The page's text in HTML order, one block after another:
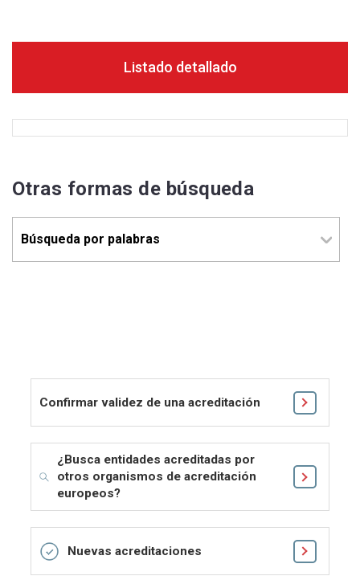
Listado detallado
Otras formas de búsqueda
Confirmar validez de una acreditación
¿Busca entidades acreditadas por
otros organismos de acreditación
europeos?
Nuevas acreditaciones